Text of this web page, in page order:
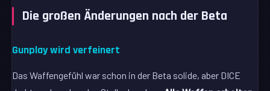
Die großen Änderungen nach der Beta
Gunplay wird verfeinert
Das Waffengefühl war schon in der Beta solide, aber DICE